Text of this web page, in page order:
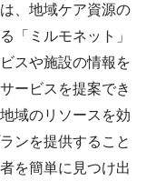
、地域ケア資源の
「ミルモネット」
スや施設の情報を
ービスを提案でき
域のリソースを効
ンを提供すること
を簡単に見つけ出